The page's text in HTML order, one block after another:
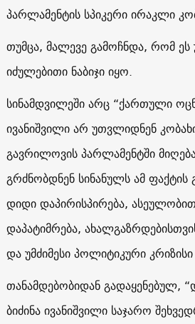
პარლამენტის სპიკერი ირაკლი
თუმცა, მალევე გამოჩნდა, რომ
იძულებითი ნაბიჯი იყო.
სინამდვილეში არც “ქართული
ივანიშვილი არ უთვლიდნენ
გავრილოვის პარლამენტში
გრძნობდნენ სინანულს ამ
დიდი დაპირისპირება,
დაპატიმრება,
და უმძიმესი პოლიტიკური
თანამდებობიდან გადაყენებულ,
ბიძინა ივანიშვილი საჯარო